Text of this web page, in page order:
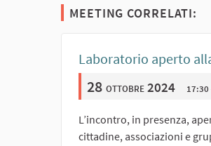
MEETING CORRELATI:
Laboratorio aperto
28 ottobre 2024 17:30
L’incontro, in presenza,
cittadine, associazioni e